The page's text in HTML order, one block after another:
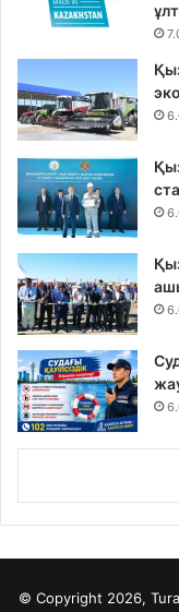
© Copyright 2026,